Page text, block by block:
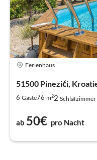
Ferienhaus
51500 Pinezići,
6 Gäste76 m22 Schlafzimmer
ab 50€ pro Nacht